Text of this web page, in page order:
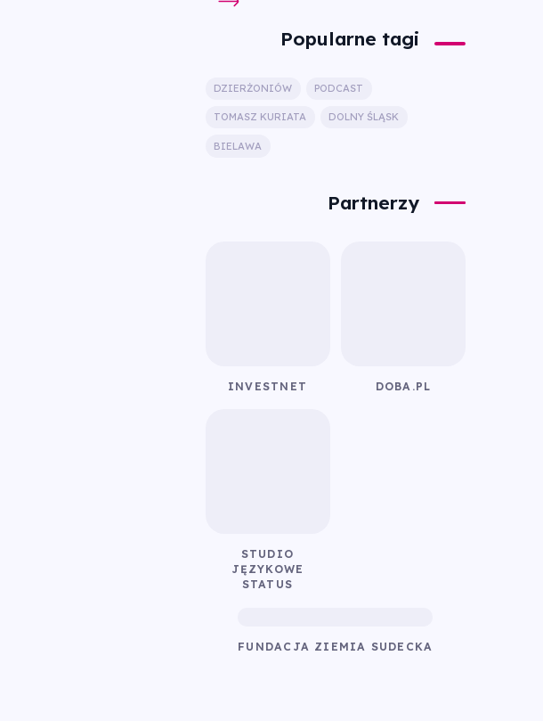
Popularne tagi
DZIERŻONIÓW PODCAST
TOMASZ KURIATA DOLNY ŚLĄSK
BIELAWA
Partnerzy
INVESTNET DOBA.PL
STUDIO
JĘZYKOWE
STATUS
FUNDACJA ZIEMIA SUDECKA